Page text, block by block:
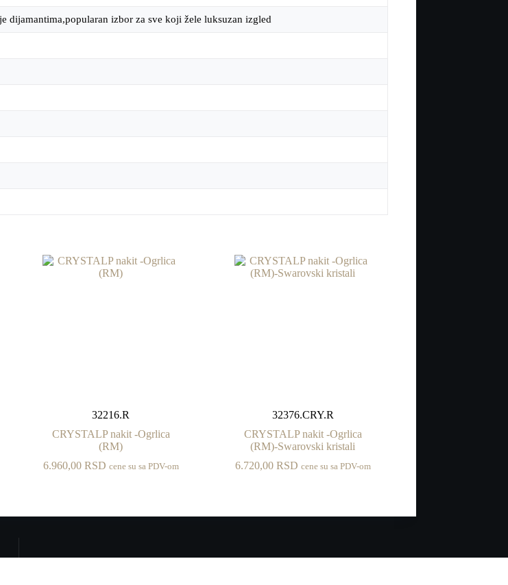
izbor za sve koji žele luksuzan izgled
32216.R
CRYSTALP nakit -Ogrlica
(RM)
6.960,00 RSD cene su sa PDV-om
32376.CRY.R
CRYSTALP nakit -Ogrlica
(RM)-Swarovski kristali
6.720,00 RSD cene su sa PDV-om